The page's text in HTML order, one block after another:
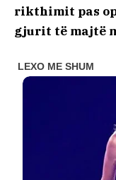
rikthimit pas
gjurit të majtë